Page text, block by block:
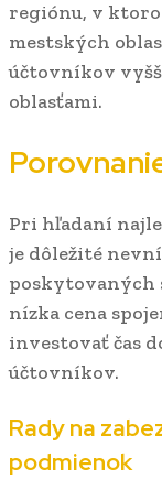
regiónu, v
mestských
účtovníkov
oblasťami.
Pri hľadaní
je dôležité
poskytovaných
nízka cena
investovať čas
účtovníkov.
Rady na
podmienok